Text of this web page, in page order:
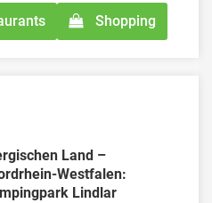
Shopping
Land –
Westfalen:
Lindlar